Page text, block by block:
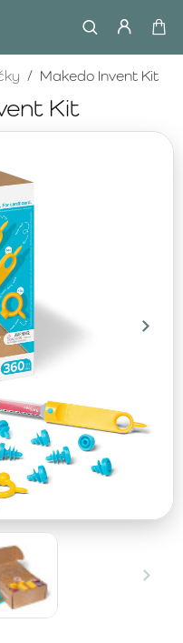
Kit
Makedo Invent Kit